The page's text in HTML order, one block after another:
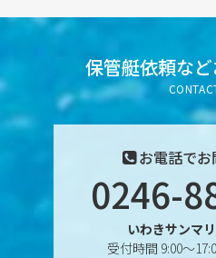
2025年7月
2025年6月
2025年5月
2025年3月
保管艇依頼など
お電話で
0246-
いわきサンマ
受付時間 9:00〜